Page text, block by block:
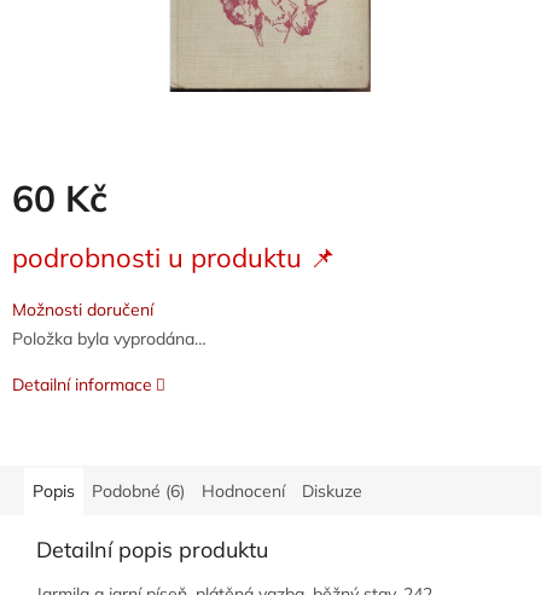
60 Kč
cena:
podrobnosti u produktu 📌
Možnosti doručení
Položka byla vyprodána…
Detailní informace
Popis Podobné (6) Hodnocení Diskuze
Detailní popis produktu